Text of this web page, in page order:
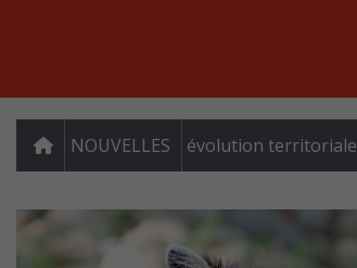
NOUVELLES évolution territoriale